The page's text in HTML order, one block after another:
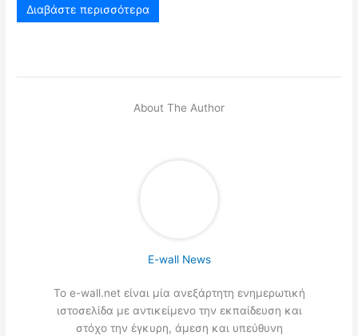
Διαβάστε περισσότερα
About The Author
E-wall News
Το e-wall.net είναι μία ανεξάρτητη ενημερωτική
ιστοσελίδα με αντικείμενο την εκπαίδευση και
στόχο την έγκυρη, άμεση και υπεύθυνη